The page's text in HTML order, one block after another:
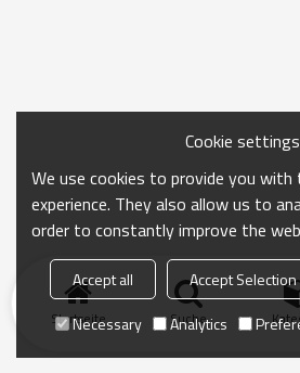
Startseite Suche
Cookie settings
We use cookies to provide you
experience. They also allow us to
order to constantly improve the
Accept all Accept Selection
Necessary
Analytics